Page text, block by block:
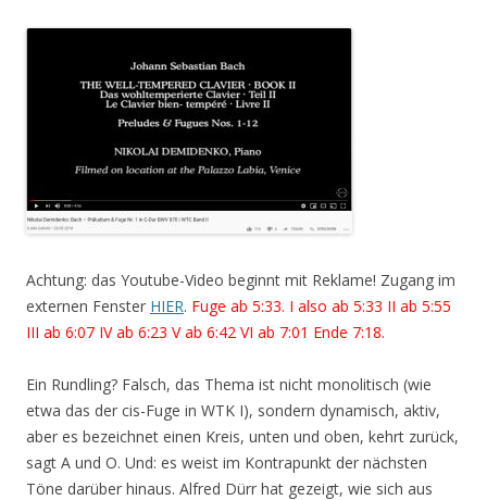
Achtung: das Youtube-Video beginnt mit Reklame! Zugang im
externen Fenster HIER. Fuge ab 5:33. I also ab 5:33 II ab 5:55
III ab 6:07 IV ab 6:23 V ab 6:42 VI ab 7:01 Ende 7:18.
Ein Rundling? Falsch, das Thema ist nicht monolitisch (wie
etwa das der cis-Fuge in WTK I), sondern dynamisch, aktiv,
aber es bezeichnet einen Kreis, unten und oben, kehrt zurück,
sagt A und O. Und: es weist im Kontrapunkt der nächsten
Töne darüber hinaus. Alfred Dürr hat gezeigt, wie sich aus